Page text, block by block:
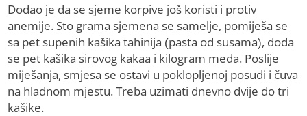
Dodao je da se sjeme korpive još koristi i protiv
anemije. Sto grama sjemena se samelje, pomiješa se
sa pet supenih kašika tahinija (pasta od susama), doda
se pet kašika sirovog kakaa i kilogram meda. Poslije
miješanja, smjesa se ostavi u poklopljenoj posudi i čuva
na hladnom mjestu. Treba uzimati dnevno dvije do tri
kašike.